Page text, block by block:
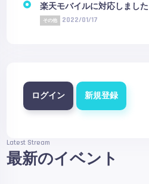
楽天モバイルに対応しました
その他 2022/01/17
ログイン 新規登録
Latest Stream
最新のイベント